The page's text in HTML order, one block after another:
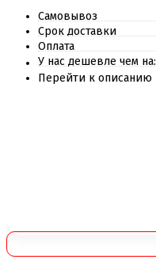
Самовывоз
Срок доставки
Оплата
У нас дешевле чем на:
Перейти к описанию